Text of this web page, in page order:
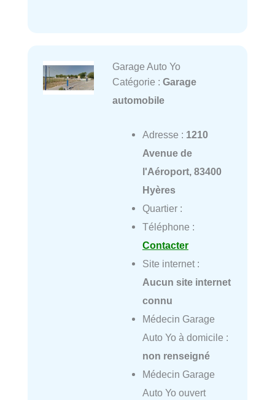
Garage Auto Yo
Catégorie : Garage
automobile
Adresse : 1210
Avenue de
l'Aéroport, 83400
Hyères
Quartier :
Téléphone :
Contacter
Site internet :
Aucun site internet
connu
Médecin Garage
Auto Yo à domicile :
non renseigné
Médecin Garage
Auto Yo ouvert